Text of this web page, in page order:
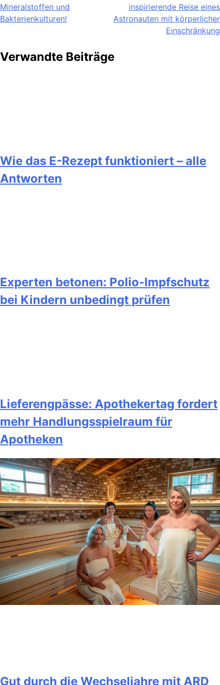
Mineralstoffen und
Bakterienkulturen!
inspirierende Reise eines
Astronauten mit körperlicher
Einschränkung
Verwandte Beiträge
Wie das E-Rezept funktioniert – alle
Antworten
Experten betonen: Polio-Impfschutz
bei Kindern unbedingt prüfen
Lieferengpässe: Apothekertag fordert
mehr Handlungsspielraum für
Apotheken
Gut durch die Wechseljahre mit ARD